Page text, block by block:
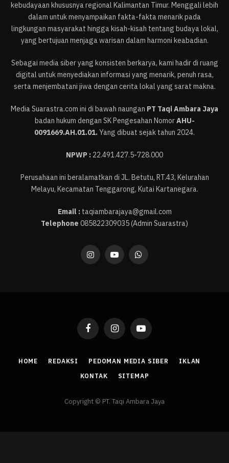
kebudayaan khususnya regional Kalimantan Timur. Menggali lebih
dalam untuk menyampaikan fakta-fakta menarik pada
lingkungan masyarakat hingga kisah-kisah tentang budaya lokal,
yang bertujuan menjaga warisan dalam harmoni keabadian.
Sebagai media siber yang konsisten berkarya, kami hadir di ruang
digital untuk menyediakan informasi yang menarik, penuh rasa,
serta menjembatani jiwa dengan cerita lokal yang sarat makna.
Media Suarastra.com ini di bawah naungan PT Taqi Ambara Jaya
badan hukum dengan SK Pengesahan NomorAHU-
0091669.AH.01.01.Yang dibuat sejak tahun 2024.
NPWP : 22.491.427.5-728.000
Perusahaan ini beralamatkan di JL. Betutu, RT.43, Kelurahan
Melayu, Kecamatan Tenggarong, Kutai Kartanegara.
Email :taqiambarajaya@gmail.com
Telephone 085822309035 (Admin Suarastra)
InstagramYouTubeWhatsApp
FacebookInstagramYouTube
HOME REDAKSI PEDOMAN MEDIA SIBER
IKLAN
KONTAK
SITEMAP
Copyright © PT. Taqi Ambara Jaya